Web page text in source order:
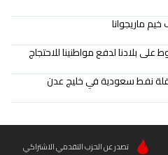
ماريجوانا
على بلادنا لدفع مواطنينا للاحتجاج
نفط سعودية في خليج عدن
تصدر عن الحزب التقدمي الاشتراكي